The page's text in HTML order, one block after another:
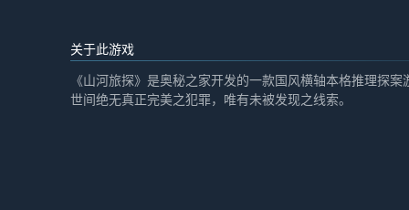
关于此游戏
《山河旅探》是奥秘之家开发的一款国风横轴本格推理探案
世间绝无真正完美之犯罪，唯有未被发现之线索。